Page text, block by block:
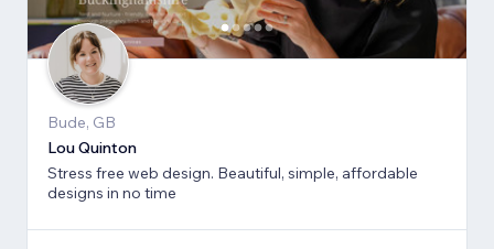
Bude, GB
Lou Quinton
Stress free web design. Beautiful, simple, affordable
designs in no time